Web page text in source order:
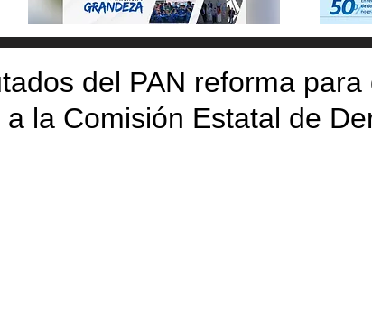
del PAN reforma para
la Comisión Estatal de